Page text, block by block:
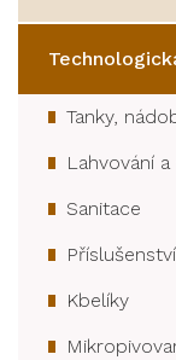
Tanky,
Lahvování
Sanitace
Příslušenství
Kbelíky